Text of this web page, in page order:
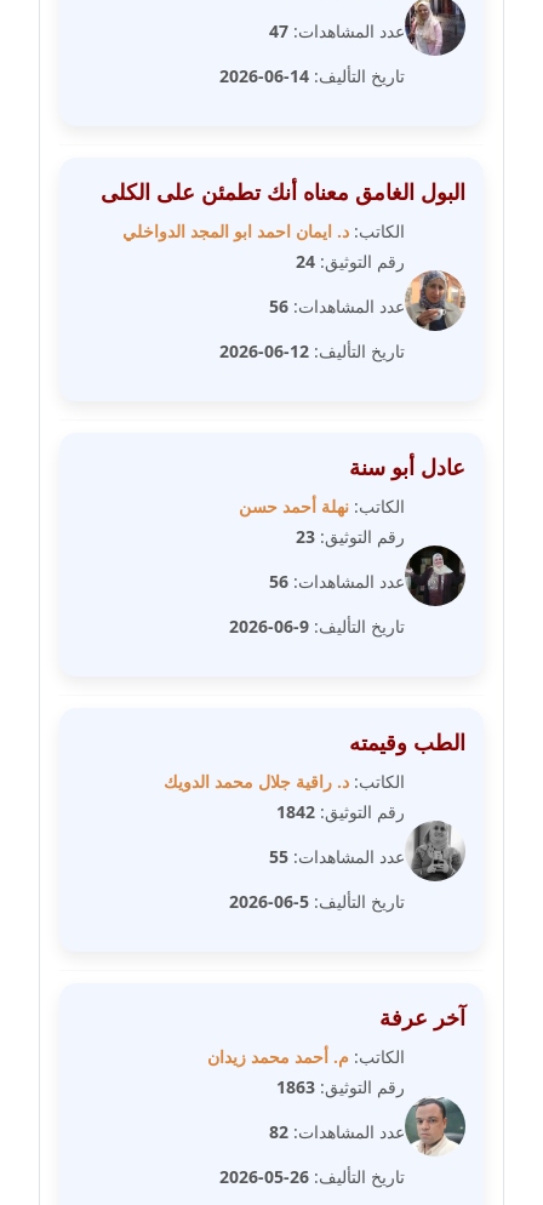
مدونة زينب حمدي
مدونة سارة القصبي
عاملة
مدونة سارة سعيد
عاملة
مدونة سامح رشاد
عاملة
عاملة
مدونة سحر أبو العلا
عاملة
مدونة سحر حسب الله
عاملة
مدونة سعاد سيد
مدونة سعيد زعلوك
مدونة سلوى بدران
عاملة
مدونة سلوي جلال
عدد المشاهدات: 47
تاريخ التأليف: 14-06-2026
البول الغامق معناه أنك تطمئن على الكلى
الكاتب: د. ايمان احمد ابو المجد الدواخلي
رقم التوثيق: 24
عدد المشاهدات: 56
تاريخ التأليف: 12-06-2026
عادل أبو سنة
الكاتب: نهلة أحمد حسن
رقم التوثيق: 23
عدد المشاهدات: 56
تاريخ التأليف: 9-06-2026
الطب وقيمته
الكاتب: د. راقية جلال محمد الدويك
رقم التوثيق: 1842
عدد المشاهدات: 55
تاريخ التأليف: 5-06-2026
آخر عرفة
الكاتب: م. أحمد محمد زيدان
رقم التوثيق: 1863
عدد المشاهدات: 82
تاريخ التأليف: 26-05-2026